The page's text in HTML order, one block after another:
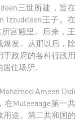
三世所建，旨在
Izzuddeen王子。在
宫殿里。后来，王
发。从那以后，除
政府的各种行政用
住场所。
Ameen Didi
在Muleeaage第一共
途。第二共和国的